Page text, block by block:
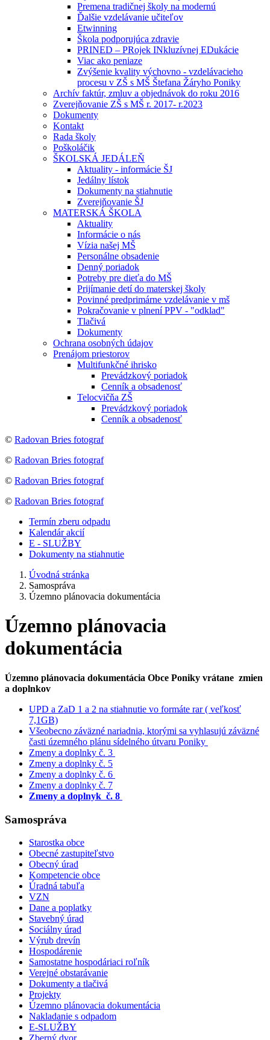
Premena tradičnej školy na modernú
Ďalšie vzdelávanie učiteľov
Etwinning
Škola podporujúca zdravie
PRINED – PRojek INkluzívnej EDukácie
Viac ako peniaze
Zvýšenie kvality výchovno - vzdelávacieho
procesu v ZŠ s MŠ Štefana Žáryho Poniky
Archív faktúr, zmluv a objednávok do roku 2016
Zverejňovanie ZŠ s MŠ r. 2017- r.2023
Dokumenty
Kontakt
Rada školy
Poškoláčik
ŠKOLSKÁ JEDÁLEŇ
Aktuality - informácie ŠJ
Jedálny lístok
Dokumenty na stiahnutie
Zverejňovanie ŠJ
MATERSKÁ ŠKOLA
Aktuality
Informácie o nás
Vízia našej MŠ
Personálne obsadenie
Denný poriadok
Potreby pre dieťa do MŠ
Prijímanie detí do materskej školy
Povinné predprimárne vzdelávanie v mš
Pokračovanie v plnení PPV - "odklad"
Tlačivá
Dokumenty
Ochrana osobných údajov
Prenájom priestorov
Multifunkčné ihrisko
Prevádzkový poriadok
Cenník a obsadenosť
Telocvičňa ZŠ
Prevádzkový poriadok
Cenník a obsadenosť
© Radovan Bries fotograf
© Radovan Bries fotograf
© Radovan Bries fotograf
© Radovan Bries fotograf
Termín zberu odpadu
Kalendár akcií
E - SLUŽBY
Dokumenty na stiahnutie
Úvodná stránka
Samospráva
Územno plánovacia dokumentácia
Územno plánovacia
dokumentácia
Územno plánovacia dokumentácia Obce Poniky vrátane zmien
a doplnkov
UPD a ZaD 1 a 2 na stiahnutie vo formáte rar ( veľkosť
7,1GB)
Všeobecno záväzné nariadnia, ktorými sa vyhlasujú záväzné
časti územného plánu sídelného útvaru Poniky
Zmeny a doplnky č. 3
Zmeny a doplnky č. 5
Zmeny a doplnky č. 6
Zmeny a doplnky č. 7
Zmeny a doplnyk č. 8
Samospráva
Starostka obce
Obecné zastupiteľstvo
Obecný úrad
Kompetencie obce
Úradná tabuľa
VZN
Dane a poplatky
Stavebný úrad
Sociálny úrad
Výrub drevín
Hospodárenie
Samostatne hospodáriaci roľník
Verejné obstarávanie
Dokumenty a tlačivá
Projekty
Územno plánovacia dokumentácia
Nakladanie s odpadom
E-SLUŽBY